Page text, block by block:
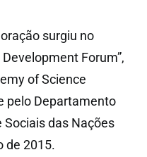
surgiu no
Forum”,
of Science
pelo Departamento
das Nações
de 2015.